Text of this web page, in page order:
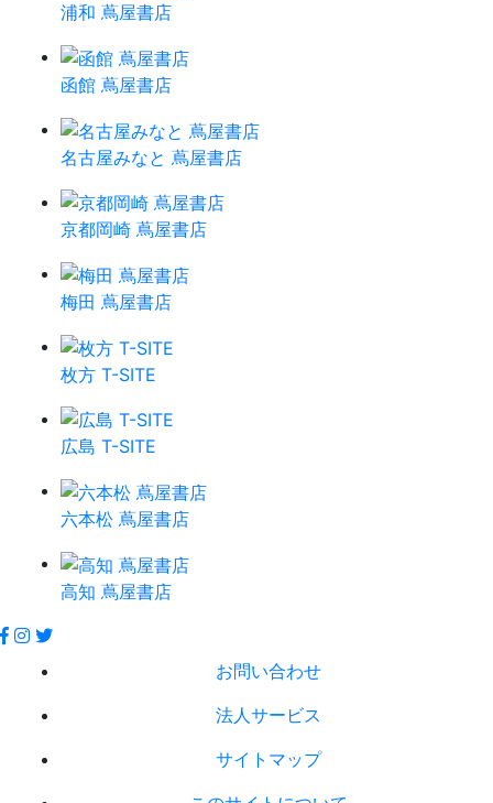
浦和 蔦屋書店
函館 蔦屋書店
名古屋みなと 蔦屋書店
京都岡崎 蔦屋書店
梅田 蔦屋書店
枚方 T-SITE
広島 T-SITE
六本松 蔦屋書店
高知 蔦屋書店
お問い合わせ
法人サービス
サイトマップ